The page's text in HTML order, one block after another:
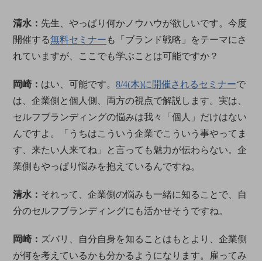
清水： 先生、やっぱり何かノウハウが欲しいです。今度
開催する無料セミナー も「ブランド戦略」をテーマにさ
れていますが、ここでも学ぶことは可能ですか？
岡崎： はい、可能です。8/4(木)に開催されるセミナーで
は、企業側と個人側、両方の視点で解説します。実は、
セルフブランディングの悩みは我々「個人」だけはない
んですよ。「うちはこういう企業でこういう事やってま
す、来たい人来てね」と言っても魅力が伝わらない。企
業側もやっぱり悩みを抱えているんですね。
清水： それって、企業側の悩みも一緒に知ることで、自
分のセルフブランディングにも活かせそうですね。
岡崎： ズバリ、自分自身を知ることはもとより、企業側
が何を考えているかも分かるようになります。雇ってみ